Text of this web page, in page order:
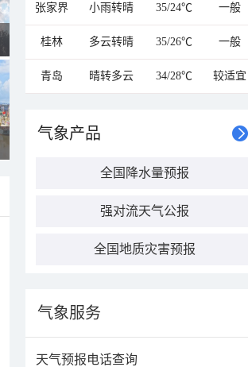
张家界 小雨转晴 35/24℃ 一般
桂林 多云转晴 35/26℃ 一般
青岛 晴转多云 34/28℃ 较适宜
气象产品
全国降水量预报
强对流天气公报
全国地质灾害预报
气象服务
天气预报电话查询